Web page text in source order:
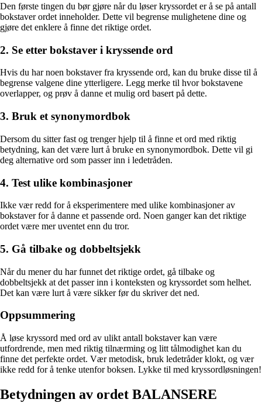
Den første tingen du bør gjøre når du løser kryssordet er å se på antall
bokstaver ordet inneholder. Dette vil begrense mulighetene dine og
gjøre det enklere å finne det riktige ordet.
2. Se etter bokstaver i kryssende ord
Hvis du har noen bokstaver fra kryssende ord, kan du bruke disse til å
begrense valgene dine ytterligere. Legg merke til hvor bokstavene
overlapper, og prøv å danne et mulig ord basert på dette.
3. Bruk et synonymordbok
Dersom du sitter fast og trenger hjelp til å finne et ord med riktig
betydning, kan det være lurt å bruke en synonymordbok. Dette vil gi
deg alternative ord som passer inn i ledetråden.
4. Test ulike kombinasjoner
Ikke vær redd for å eksperimentere med ulike kombinasjoner av
bokstaver for å danne et passende ord. Noen ganger kan det riktige
ordet være mer uventet enn du tror.
5. Gå tilbake og dobbeltsjekk
Når du mener du har funnet det riktige ordet, gå tilbake og
dobbeltsjekk at det passer inn i konteksten og kryssordet som helhet.
Det kan være lurt å være sikker før du skriver det ned.
Oppsummering
Å løse kryssord med ord av ulikt antall bokstaver kan være
utfordrende, men med riktig tilnærming og litt tålmodighet kan du
finne det perfekte ordet. Vær metodisk, bruk ledetråder klokt, og vær
ikke redd for å tenke utenfor boksen. Lykke til med kryssordløsningen!
Betydningen av ordet BALANSERE